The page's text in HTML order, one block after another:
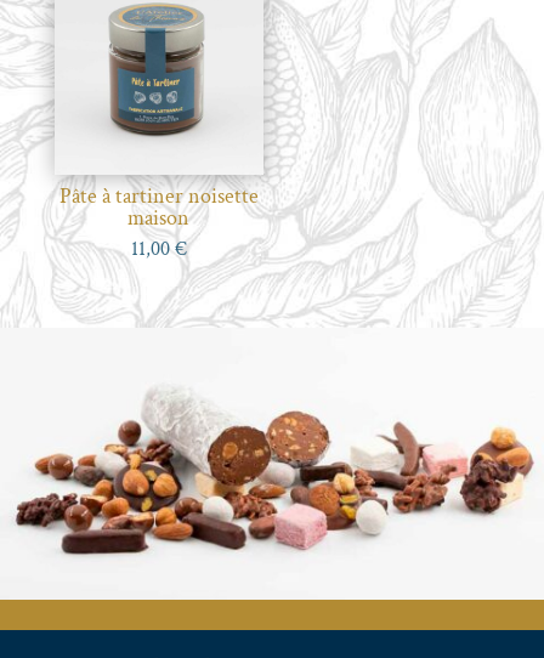
Pâte à tartiner noisette
maison
11,00€